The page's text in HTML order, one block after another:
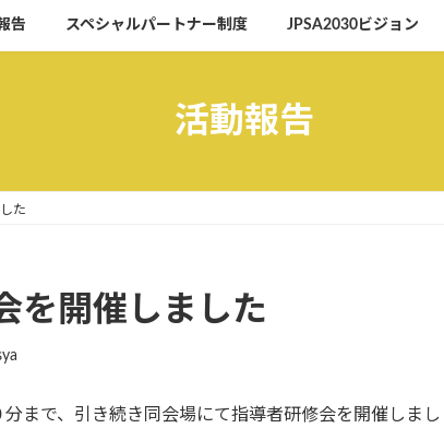
告 スペシャルパートナー制度 JPSA2030ビジョン
活動報告
た
を開催しました
まで、引き続き同会場にて指導者研修会を開催しまし